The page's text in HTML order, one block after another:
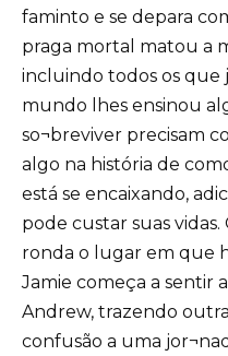
faminto e se depara
praga mortal matou a
incluindo todos os que
mundo lhes ensinou
so¬breviver precisam
algo na história de
está se encaixando,
pode custar suas
ronda o lugar em que
Jamie começa a sentir
Andrew, trazendo
confusão a uma